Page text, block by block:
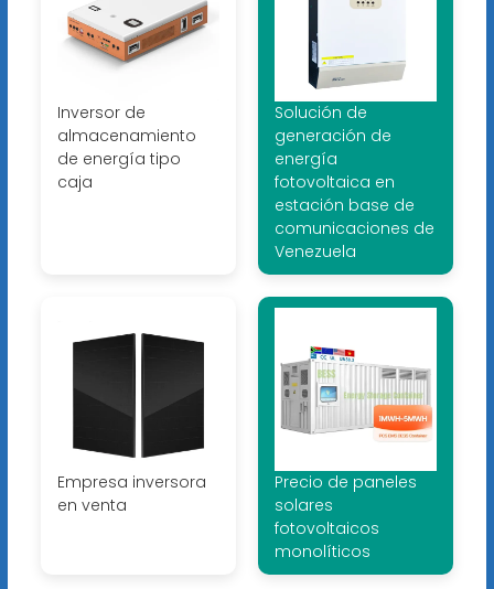
Inversor de
almacenamiento
de energía tipo
caja
Solución de
generación de
energía
fotovoltaica en
estación base de
comunicaciones de
Venezuela
Empresa inversora
en venta
Precio de paneles
solares
fotovoltaicos
monolíticos